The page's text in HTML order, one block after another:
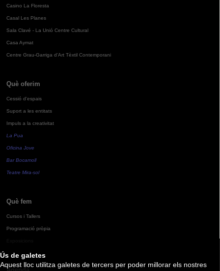
Ús de galetes
Aquest lloc utilitza galetes de tercers per poder millorar els nostres
Casino La Floresta
Casal Les Planes
Sala Clavé - La Unió Centre Cultural
Casa Aymat
Centre Grau-Garriga d'Art Tèxtil Contemporani
Què oferim
Cessió d'espais
Suport a les entitats
Impuls a la creativitat
La Pua
Oficina Jove
Bar Bocamoll
Teatre Mira-sol
Què fem
Cursos i Tallers
Programació pròpia